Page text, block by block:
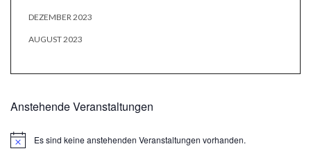
DEZEMBER 2023
AUGUST 2023
Anstehende Veranstaltungen
HinweisEs sind keine anstehenden Veranstaltungen vorhanden.